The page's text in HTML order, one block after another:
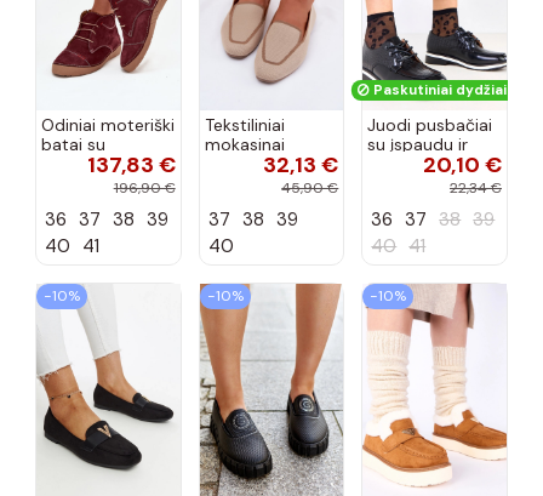
Odiniai moteriški
batai su
siūlėmis, pilies
tipo, Artiker
spalvos
137,83 €
196,90 €
36 37 38 39
40 41
Tekstiliniai
mokasinai
smėlio spalvos
32,13 €
45,90 €
37 38 39
40
Paskutiniai dydžiai!
Juodi pusbačiai
su įspaudu ir
kvadratiniu
priekiu Kerawa
20,10 €
22,34 €
36 37 38 39
40 41
−10% −10% −10%